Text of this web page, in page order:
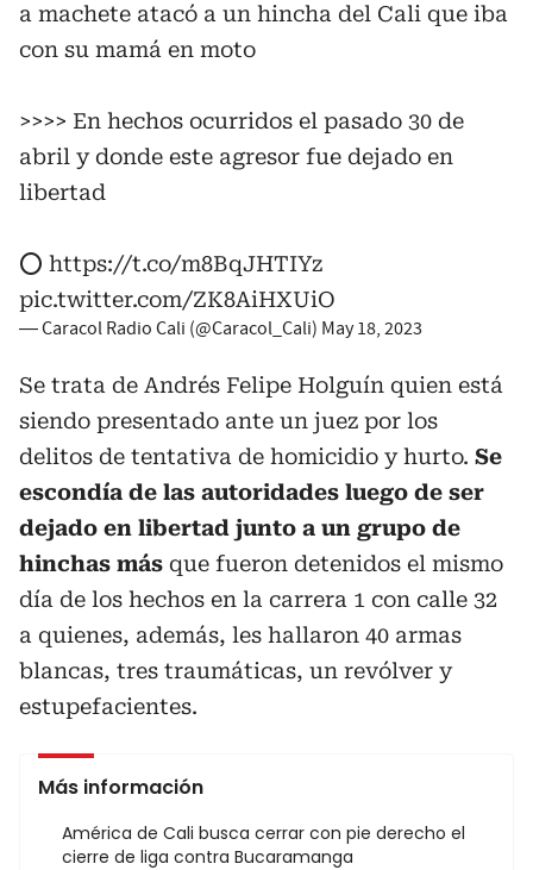
a machete atacó a un hincha del Cali que iba
con su mamá en moto
>>>> En hechos ocurridos el pasado 30 de
abril y donde este agresor fue dejado en
libertad
⭕️ https://t.co/m8BqJHTIYz
pic.twitter.com/ZK8AiHXUiO
— Caracol Radio Cali (@Caracol_Cali) May 18, 2023
Se trata de Andrés Felipe Holguín quien está
siendo presentado ante un juez por los
delitos de tentativa de homicidio y hurto. Se
escondía de las autoridades luego de ser
dejado en libertad junto a un grupo de
hinchas más que fueron detenidos el mismo
día de los hechos en la carrera 1 con calle 32
a quienes, además, les hallaron 40 armas
blancas, tres traumáticas, un revólver y
estupefacientes.
Más información
América de Cali busca cerrar con pie derecho el
cierre de liga contra Bucaramanga